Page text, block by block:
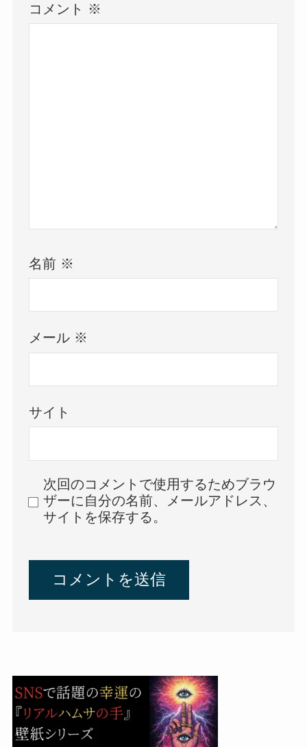
コメント ※
名前 ※
メール ※
サイト
次回のコメントで使用するためブラウ
ザーに自分の名前、メールアドレス、
サイトを保存する。